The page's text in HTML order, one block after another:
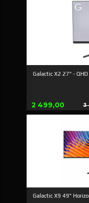
Galactic X2 27" -
Tilbud
2 499,00 3
Galactic X9 49"